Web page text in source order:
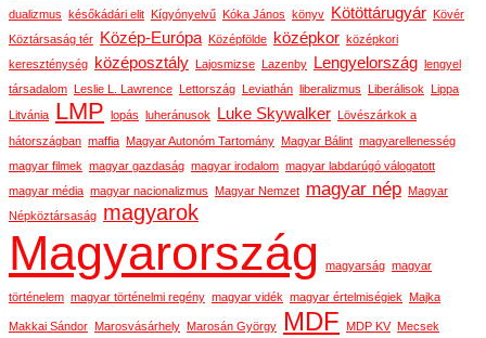
dualizmus
későkádári elit Kígyónyelvű Kóka János könyv Kötöttárugyár
Kövér
Köztársaság tér
Közép-Európa Középfölde középkor középkori
kereszténység
középosztály Lajosmizse Lazenby Lengyelország
lengyel
társadalom
Leslie L. Lawrence Lettország Leviathán liberalizmus Liberálisok
Lippa
Litvánia LMP lopás luheránusok Luke Skywalker
Lövészárkok a
hátországban maffia Magyar Autonóm Tartomány Magyar Bálint magyarellenesség
magyar filmek magyar gazdaság magyar irodalom magyar labdarúgó válogatott
magyar média magyar nacionalizmus Magyar Nemzet magyar nép Magyar
Népköztársaság magyarok
Magyarország magyarság magyar
történelem magyar történelmi regény magyar vidék magyar értelmiségiek Majka
Makkai Sándor Marosvásárhely Marosán György MDF MDP KV Mecsek